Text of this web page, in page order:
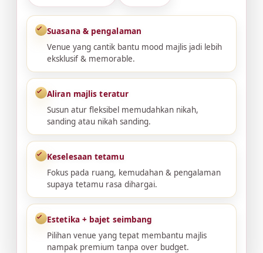
Suasana & pengalaman
Venue yang cantik bantu mood majlis jadi lebih
eksklusif & memorable.
Aliran majlis teratur
Susun atur fleksibel memudahkan nikah,
sanding atau nikah sanding.
Keselesaan tetamu
Fokus pada ruang, kemudahan & pengalaman
supaya tetamu rasa dihargai.
Estetika + bajet seimbang
Pilihan venue yang tepat membantu majlis
nampak premium tanpa over budget.